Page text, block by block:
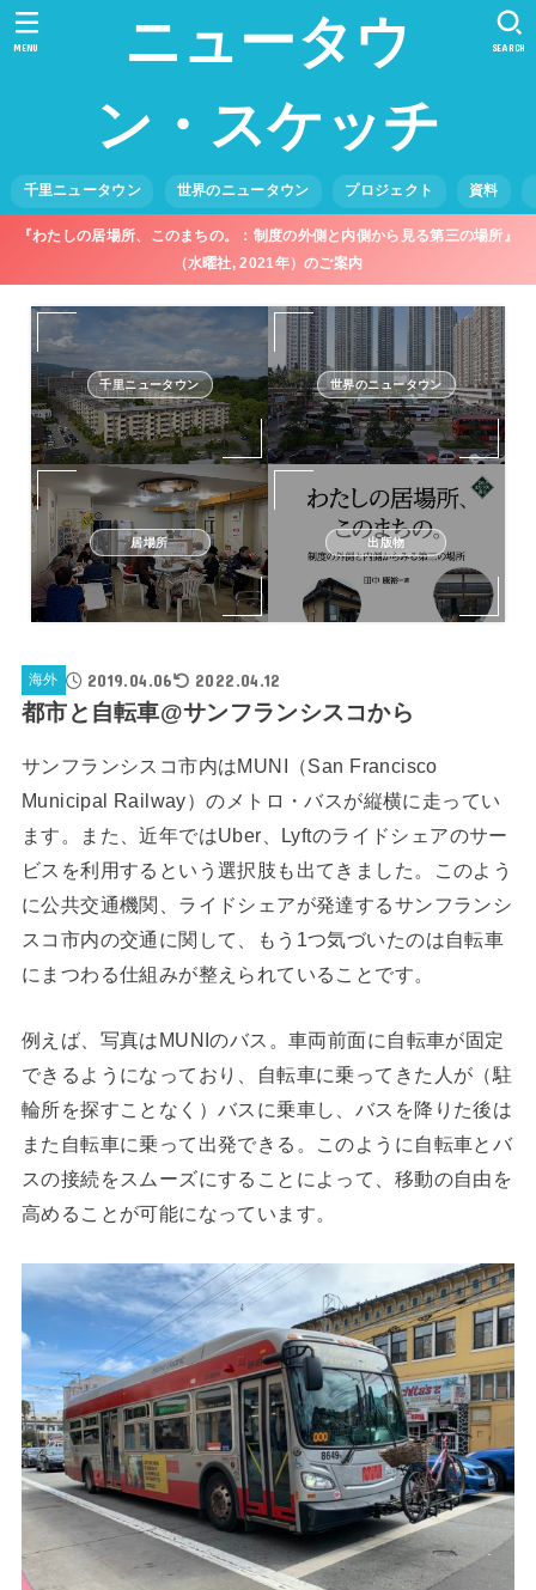
ニュータウ
ン・スケッチ
千里ニュータウン 世界のニュータウン プロジェクト 資料
SEARCH
MENU
『わたしの居場所、このまちの。：制度の外側と内側から見る第三の場所』
（水曜社, 2021年）のご案内
千里ニュータウン 世界のニュータウン
居場所 出版物
海外 2019.04.06 2022.04.12
都市と自転車@サンフランシスコから
サンフランシスコ市内はMUNI（San Francisco
Municipal Railway）のメトロ・バスが縦横に走ってい
ます。また、近年ではUber、Lyftのライドシェアのサー
ビスを利用するという選択肢も出てきました。このよう
に公共交通機関、ライドシェアが発達するサンフランシ
スコ市内の交通に関して、もう1つ気づいたのは自転車
にまつわる仕組みが整えられていることです。
例えば、写真はMUNIのバス。車両前面に自転車が固定
できるようになっており、自転車に乗ってきた人が（駐
輪所を探すことなく）バスに乗車し、バスを降りた後は
また自転車に乗って出発できる。このように自転車とバ
スの接続をスムーズにすることによって、移動の自由を
高めることが可能になっています。